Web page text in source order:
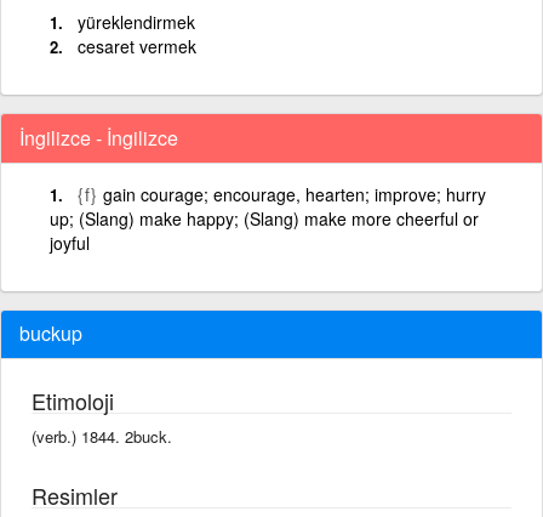
yüreklendirmek
cesaret vermek
İngilizce - İngilizce
{f} gain courage; encourage, hearten; improve; hurry
up; (Slang) make happy; (Slang) make more cheerful or
joyful
buckup
Etimoloji
(verb.) 1844. 2buck.
Resimler